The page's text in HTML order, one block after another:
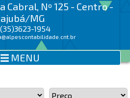
Cabral, Nº 125 - Centro -
MG
1954
MENU